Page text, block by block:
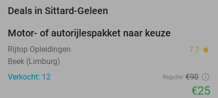
Deals in Sittard-Geleen
Motor- of autorijlespakket naar keuze
Rijtop Opleidingen 7.7 star
Beek (Limburg)
Verkocht: 12
Regulier €90
€25